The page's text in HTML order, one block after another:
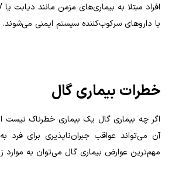
افراد مبتلا به بیماری‌های مزمن مانند دیابت یا
با داروهای سرکوب‌کننده سیستم ایمنی می‌شوند.
خطرات بیماری گال
اگر چه بیماری گال یک بیماری خطرناک نیست
آن می‌تواند عواقب جبران‌ناپذیری برای فرد
مهم‌ترین عوارض بیماری گال می‌توان به موارد